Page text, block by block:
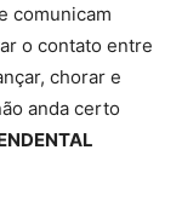
comunicam
o contato entre
chorar e
anda certo